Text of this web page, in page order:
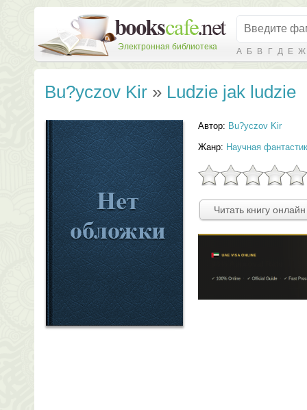
Электронная библиотека А Б В Г Д Е Ж
Bu?yczov Kir » Ludzie jak ludzie
Автор: Bu?yczov Kir
Жанр: Научная
Читать книгу